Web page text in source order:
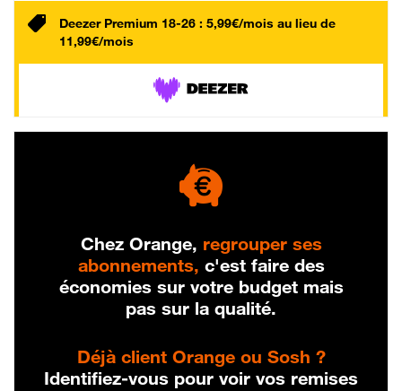
Deezer Premium 18-26 : 5,99€/mois au lieu de
11,99€/mois
Chez Orange, regrouper ses
abonnements, c'est faire des
économies sur votre budget mais
pas sur la qualité.
Déjà client Orange ou Sosh ?
Identifiez-vous pour voir vos remises